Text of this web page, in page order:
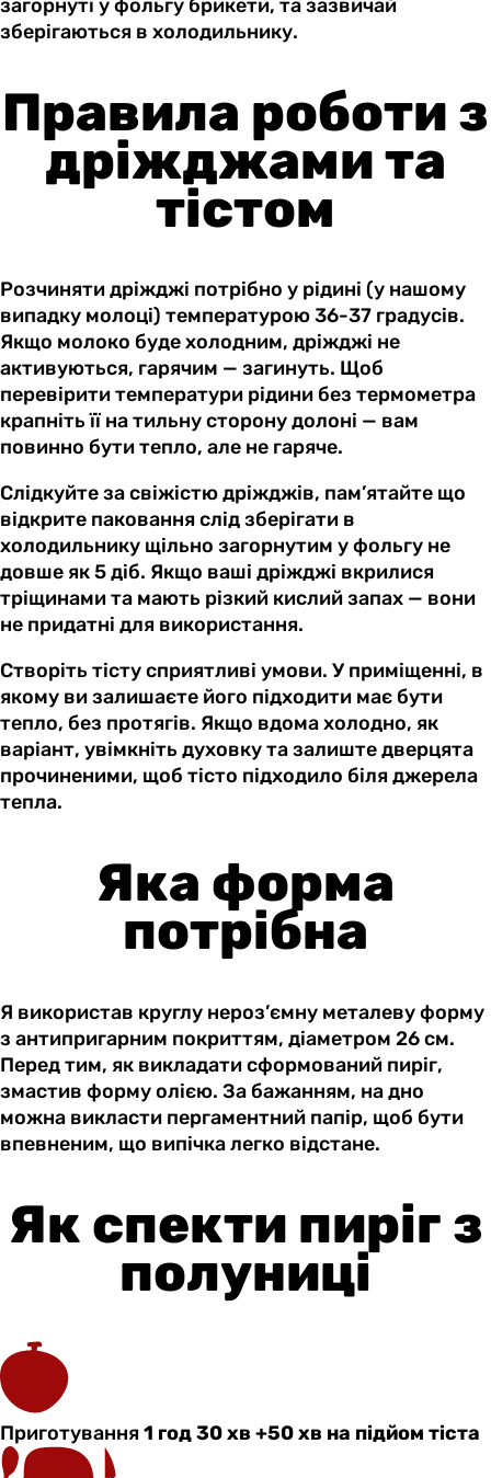
загорнуті у фольгу брикети, та зазвичай
зберігаються в холодильнику.
Правила роботи з
дріжджами та
тістом
Розчиняти дріжджі потрібно у рідині (у нашому
випадку молоці) температурою 36-37 градусів.
Якщо молоко буде холодним, дріжджі не
активуються, гарячим — загинуть. Щоб
перевірити температури рідини без термометра
крапніть її на тильну сторону долоні — вам
повинно бути тепло, але не гаряче.
Слідкуйте за свіжістю дріжджів, пам’ятайте що
відкрите паковання слід зберігати в
холодильнику щільно загорнутим у фольгу не
довше як 5 діб. Якщо ваші дріжджі вкрилися
тріщинами та мають різкий кислий запах — вони
не придатні для використання.
Створіть тісту сприятливі умови. У приміщенні, в
якому ви залишаєте його підходити має бути
тепло, без протягів. Якщо вдома холодно, як
варіант, увімкніть духовку та залиште дверцята
прочиненими, щоб тісто підходило біля джерела
тепла.
Яка форма
потрібна
Я використав круглу нероз’ємну металеву форму
з антипригарним покриттям, діаметром 26 см.
Перед тим, як викладати сформований пиріг,
змастив форму олією. За бажанням, на дно
можна викласти пергаментний папір, щоб бути
впевненим, що випічка легко відстане.
Як спекти пиріг з
полуниці
Приготування1 год 30 хв +50 хв на підйом тіста